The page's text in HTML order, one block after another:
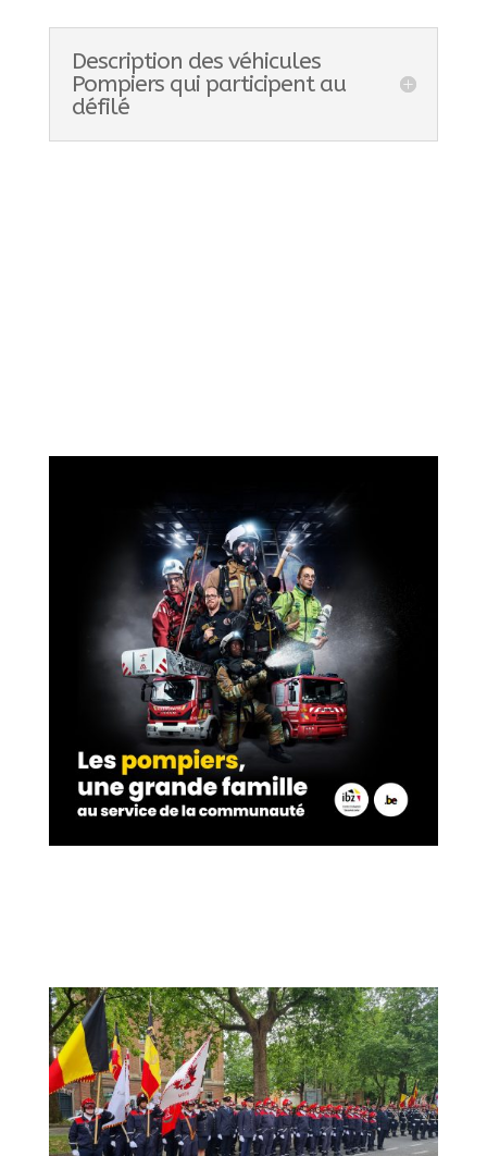
Description des véhicules
Pompiers qui participent au
défilé